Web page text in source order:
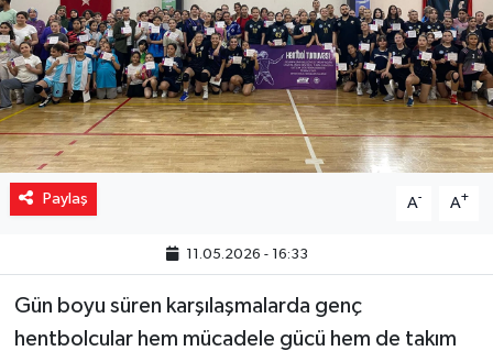
Paylaş A- A+
11.05.2026 - 16:33
Gün boyu süren karşılaşmalarda genç
hentbolcular hem mücadele gücü hem de takım